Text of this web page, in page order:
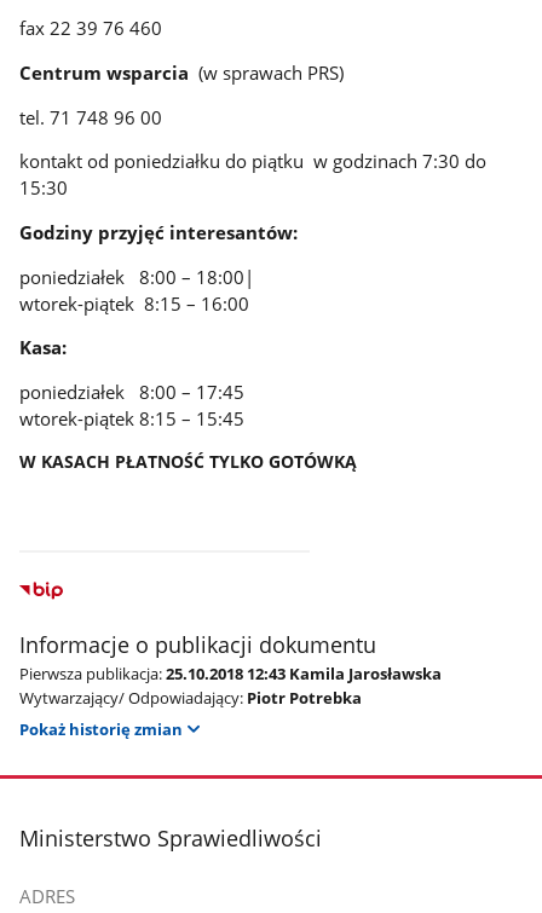
fax 22 39 76 460
Centrum wsparcia (w sprawach PRS)
tel. 71 748 96 00
kontakt od poniedziałku do piątku w godzinach 7:30 do
15:30
Godziny przyjęć interesantów:
poniedziałek 8:00 – 18:00|
wtorek-piątek 8:15 – 16:00
Kasa:
poniedziałek 8:00 – 17:45
wtorek-piątek 8:15 – 15:45
W KASACH PŁATNOŚĆ TYLKO GOTÓWKĄ
Informacje o publikacji dokumentu
Pierwsza publikacja:25.10.2018 12:43 Kamila Jarosławska
Wytwarzający/ Odpowiadający: Piotr Potrebka
Pokaż historię zmian
stopka
Ministerstwo Sprawiedliwości
ADRES